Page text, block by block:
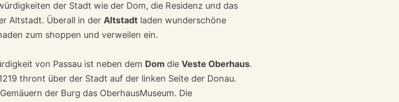
der Stadt wie der Dom, die Residenz und das
Altstadt. Überall in der Altstadt laden wunderschöne
zum shoppen und verweilen ein.
von Passau ist neben dem Dom die Veste Oberhaus.
thront über der Stadt auf der linken Seite der Donau.
der Burg das OberhausMuseum. Die